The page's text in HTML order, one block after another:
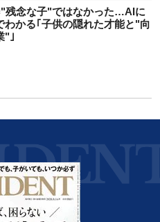
残念な子"ではなかった…AIに
わかる｢子供の隠れた才能と"向
"｣